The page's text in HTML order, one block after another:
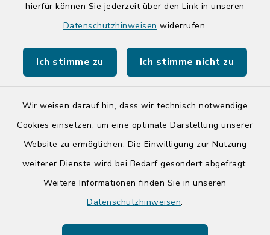
hierfür können Sie jederzeit über den Link in unseren
Datenschutzhinweisen widerrufen.
Ich stimme zu Ich stimme nicht zu
Wir weisen darauf hin, dass wir technisch notwendige
Cookies einsetzen, um eine optimale Darstellung unserer
Website zu ermöglichen. Die Einwilligung zur Nutzung
weiterer Dienste wird bei Bedarf gesondert abgefragt.
Weitere Informationen finden Sie in unseren
Datenschutzhinweisen.
Quicklinks
Tourist-Info der Stadt Bad Segeberg
Barrierefreiheit